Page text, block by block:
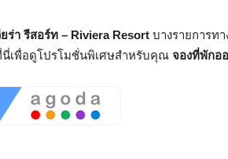
ยร่า รีสอร์ท – Riviera Resort บางรายการท
นี่เพื่อดูโปรโมชั่นพิเศษสำหรับคุณ จองที่พักอ